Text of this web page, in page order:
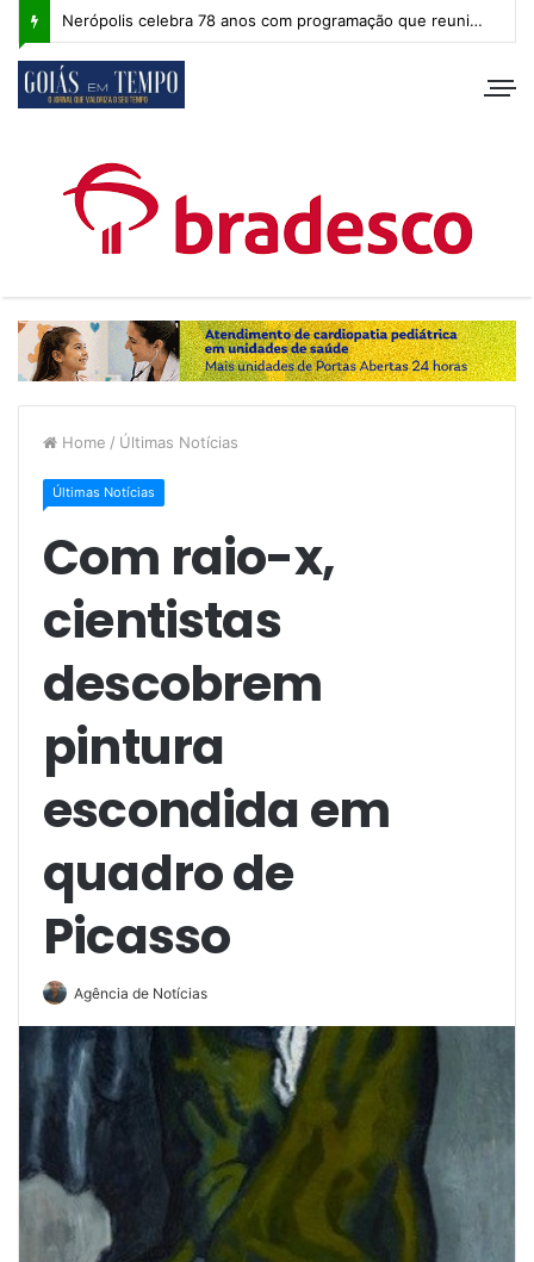
Nerópolis celebra 78 anos com programação que reuniu milhares de pessoas e segue com atividades esportivas
Home / Últimas Notícias
Últimas Notícias
Com raio-x,
cientistas
descobrem
pintura
escondida em
quadro de
Picasso
Agência de Notícias